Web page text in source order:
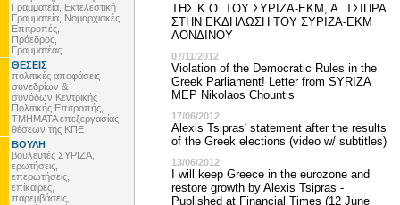
Γραμματεία, Εκτελεστική
Γραμματεία, Νομαρχιακές
Επιτροπές,
Πρόεδρος,
Γραμματέας
ΘΕΣΕΙΣ
πολιτικές αποφάσεις
συνεδρίων &
συνόδων Κεντρικής
Πολιτικής Επιτροπής,
ΤΜΗΜΑΤΑ επεξεργασίας
θέσεων της ΚΠΕ
ΒΟΥΛΗ
βουλευτές ΣΥΡΙΖΑ,
ερωτήσεις,
επερωτήσεις,
επίκαιρες,
παρεμβάσεις,
ΤΗΣ Κ.Ο. ΤΟΥ ΣΥΡΙΖΑ-ΕΚΜ, Α. ΤΣΙΠΡΑ
ΣΤΗΝ ΕΚΔΗΛΩΣΗ ΤΟΥ ΣΥΡΙΖΑ-ΕΚΜ
ΛΟΝΔΙΝΟΥ
07/11/2012
Violation of the Democratic Rules in the
Greek Parliament! Letter from SYRIZA
MEP Nikolaos Chountis
17/06/2012
Alexis Tsipras' statement after the results
of the Greek elections (video w/ subtitles)
13/06/2012
I will keep Greece in the eurozone and
restore growth by Alexis Tsipras -
Published at Financial Times (12 June